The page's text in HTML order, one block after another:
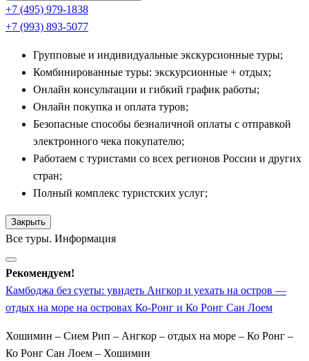
Полным контрастом тихому Сием Рипу выступает бурлящая
(Пномпень). Этот крупный мегаполис, раскинувшийся на
слиянии рек Меконг и Тонлесап, удивляет сочетанием
французской колониальной архитектуры, современных
высоток и золотых буддийских крыш. Обзорная экскурсия
включает посещение великолепного Королевского дворца,
Серебряной пагоды, пол которой выложен тысячами
монолитных серебряных плиток, и старинного храма Ват
Пном на холме, давшего название городу.
страницами непростой истории страны XX века. Группа
посещает пронзительный Музей геноцида Туоль Сленг
(бывшая тюрьма S-21) и мемориальный комплекс «Поля
смерти» Чоэнг Эк. Завершается пребывание в столице
круизом на закате по реке Меконг и шопингом на колоритном
Центральном рынке.
Райские острова и качественный отдых на море
+7 (495) 979-1838
+7 (993) 893-5077
Групповые и индивидуальные экскурсионные туры;
Комбинированные туры: экскурсионные + отдых;
Онлайн консультации и гибкий график работы;
Онлайн покупка и оплата туров;
Безопасные способы безналичной оплаты с отправкой
электронного чека покупателю;
Работаем с туристами со всех регионов России и других
стран;
Полный комплекс туристских услуг;
Закрыть
Все туры. Информация
Рекомендуем!
Камбоджа без суеты: увидеть Ангкор и уехать на остров —
отдых на море на островах Ко-Ронг и Ко Ронг Сан Лоем
Хошимин – Сием Рип – Ангкор – отдых на море – Ко Ронг –
Ко Ронг Сан Лоем – Хошимин